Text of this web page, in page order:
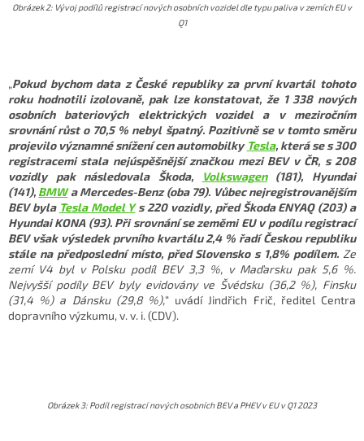
Obrázek 2: Vývoj podílů registrací nových osobních vozidel dle typu paliva v zemích EU v
Q1
„Pokud bychom data z České republiky za první kvartál tohoto
roku hodnotili izolovaně, pak lze konstatovat, že 1 338 nových
osobních bateriových elektrických vozidel a v meziročním
srovnání růst o 70,5 % nebyl špatný. Pozitivně se v tomto směru
projevilo významné snížení cen automobilky Tesla, která se s 300
registracemi stala nejúspěšnější značkou mezi BEV v ČR, s 208
vozidly pak následovala Škoda,
Volkswagen
(181), Hyundai
(141), BMW a Mercedes-Benz (oba 79). Vůbec nejregistrovanějším
BEV byla Tesla Model Y s 220 vozidly, před Škoda ENYAQ (203) a
Hyundai KONA (93). Při srovnání se zeměmi EU v podílu registrací
BEV však výsledek prvního kvartálu 2,4 % řadí Českou republiku
stále na předposlední místo, před Slovensko s 1,8% podílem. Ze
zemí V4 byl v Polsku podíl BEV 3,3 %, v Maďarsku pak 5,6 %.
Nejvyšší podíly BEV byly evidovány ve Švédsku (36,2 %), Finsku
(31,4 %) a Dánsku (29,8 %),“ uvádí Jindřich Frič, ředitel Centra
dopravního výzkumu, v. v. i. (CDV).
Obrázek 3: Podíl registrací nových osobních BEV a PHEV v EU v Q1 2023